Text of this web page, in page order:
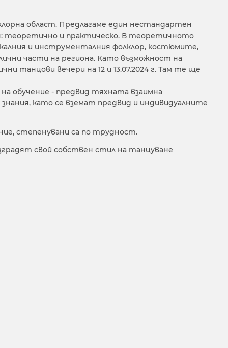
област. Предлагаме един нестандартен
теоретично и практическо. В теоретичното
и инструменталния фолклор, костюмите,
части на региона. Като възможност на
танцови вечери на 12 и 13.07.2024 г. Там те ще
обучение - предвид тяхната взаимна
като се вземат предвид и индивидуалните
степенувани са по трудност.
свой собствен стил на танцуване